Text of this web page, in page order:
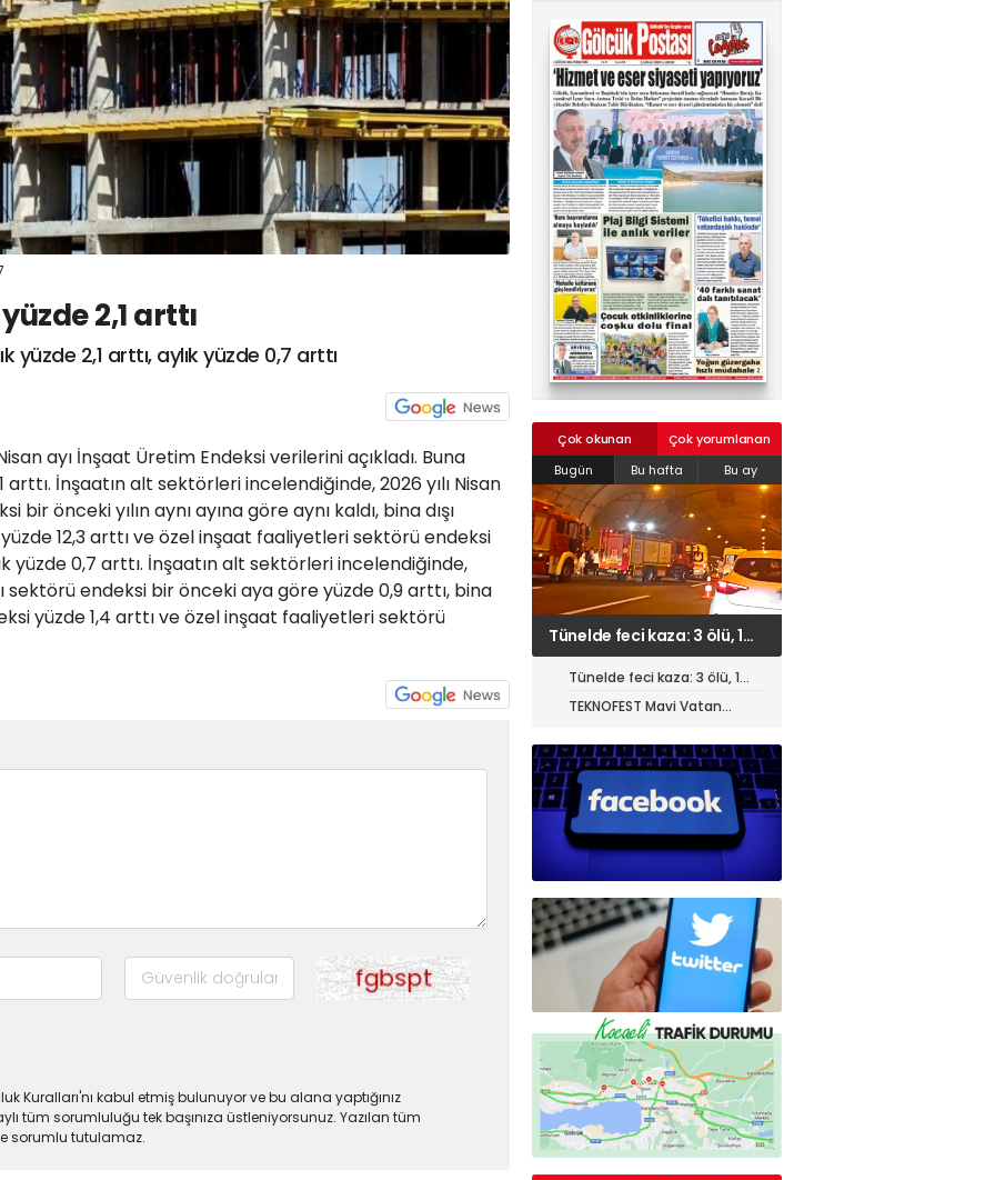
2,1 arttı
yüzde 2,1 arttı, aylık yüzde 0,7 arttı
ayı İnşaat Üretim Endeksi verilerini açıkladı. Buna
arttı. İnşaatın alt sektörleri incelendiğinde, 2026 yılı Nisan
bir önceki yılın aynı ayına göre aynı kaldı, bina dışı
12,3 arttı ve özel inşaat faaliyetleri sektörü endeksi
yüzde 0,7 arttı. İnşaatın alt sektörleri incelendiğinde,
sektörü endeksi bir önceki aya göre yüzde 0,9 arttı, bina
yüzde 1,4 arttı ve özel inşaat faaliyetleri sektörü
Kuralları'nı kabul etmiş bulunuyor ve bu alana yaptığınız
tüm sorumluluğu tek başınıza üstleniyorsunuz. Yazılan tüm
sorumlu tutulamaz.
Çok okunan
Çok yorumlanan
Bugün
Bu hafta Bu ay
TEKNOFEST Mavi Vatan
öncesi toplantı yapıldı
Tünelde feci kaza: 3 ölü, 1
ağır yaralı
TEKNOFEST Mavi Vatan
02624132333
haber@golcukpostasi.com